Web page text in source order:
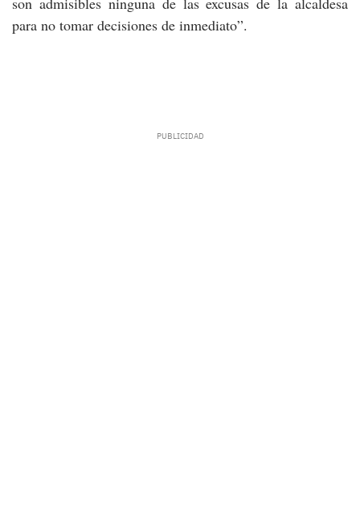
para no tomar decisiones de inmediato”.